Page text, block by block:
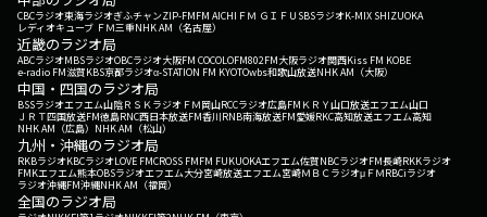
CBCラジオ東海ラジオぎふチャンZIP-FMFM AICHI ＦＭ ＧＩＦＵ SBSラジオK-MIX SHIZUOKA
レディオキューブ ＦＭ三重NHK AM（名古屋）
近畿のラジオ局
ABCラジオMBSラジオOBCラジオ大阪FM COCOLOFM802FM大阪ラジオ関西Kiss FM KOBE
e-radio FM滋賀KBS京都ラジオα-STATION FM KYOTOwbs和歌山放送NHK AM（大阪）
中国・四国のラジオ局
BSSラジオエフエム山陰ＲＳＫラジオ ＦＭ岡山RCCラジオ広島FM ＫＲＹ山口放送エフエム山口
ＪＲＴ四国放送FM徳島RNC西日本放送FM香川RNB南海放送FM愛媛RKC高知放送エフエム高知
NHK AM（広島） NHK AM（松山）
九州・沖縄のラジオ局
RKBラジオKBCラジオLOVE FMCROSS FMFM FUKUOKAエフエム佐賀NBCラジオFM長崎RKKラジオ
FMKエフエム熊本OBSラジオエフエム大分宮崎放送エフエム宮崎ＭＢＣラジオμＦＭRBCiラジオ
ラジオ沖縄FM沖縄NHK AM（福岡）
全国のラジオ局